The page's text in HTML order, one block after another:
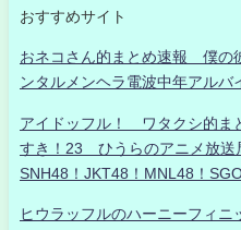
おすすめサイト
おネコさん的まとめ速報 僕の
ンタルメンヘラ電波中年アル
アイドッフル！ ワタクシ的ま
すき！23 ひうらのアニメ放送
SNH48！JKT48！MNL48！
ヒウラッフルのハーニーフィニ